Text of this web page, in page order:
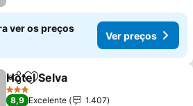
ver os preços
Ver preços
PartilharAdicionar aos favoritos
Hotel Selva
3 Estrelas
8,9 Excelente
1.407